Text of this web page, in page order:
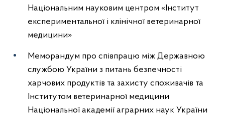
Національним науковим центром «Інститут
експериментальної і клінічної ветеринарної
медицини»
Меморандум про співпрацю між Державною
службою України з питань безпечності
харчових продуктів та захисту споживачів та
Інститутом ветеринарної медицини
Національної академії аграрних наук України